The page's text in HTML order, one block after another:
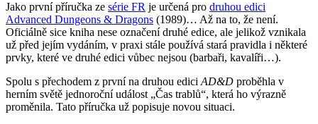
Jako první příručka ze série FR je určená pro druhou edici
Advanced Dungeons & Dragons (1989)… Až na to, že není.
Oficiálně sice kniha nese označení druhé edice, ale jelikož vznikala
už před jejím vydáním, v praxi stále používá stará pravidla i některé
prvky, které ve druhé edici vůbec nejsou (barbaři, kavalíři…).
Spolu s přechodem z první na druhou edici AD&D proběhla v
herním světě jednoroční událost „Čas trablů“, která ho výrazně
proměnila. Tato příručka už popisuje novou situaci.